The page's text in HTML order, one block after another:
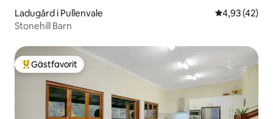
Ladugård i Pullenvale 4,93 av 5 i
4,93 (42)
Stonehill Barn
Populär gästfavorit
Gästfavorit